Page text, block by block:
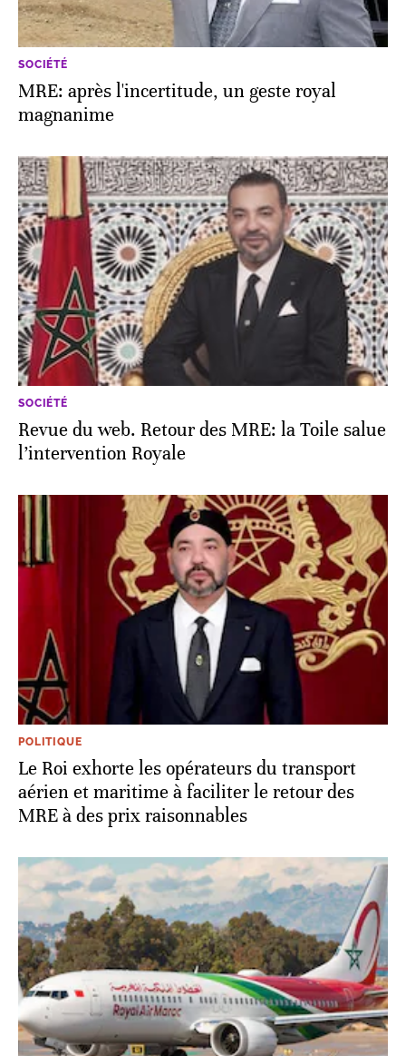
SOCIÉTÉ
MRE: après l'incertitude, un geste royal
magnanime
SOCIÉTÉ
Revue du web. Retour des MRE: la Toile salue
l’intervention Royale
POLITIQUE
Le Roi exhorte les opérateurs du transport
aérien et maritime à faciliter le retour des
MRE à des prix raisonnables